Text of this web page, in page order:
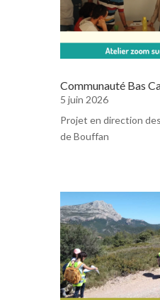
Communauté Bas
5 juin 2026
Projet en direction
de Bouffan